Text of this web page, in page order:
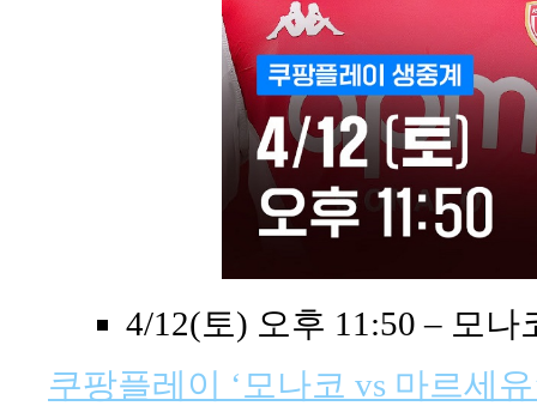
4/12(토) 오후 11:50 – 모나
쿠팡플레이 ‘모나코 vs 마르세유